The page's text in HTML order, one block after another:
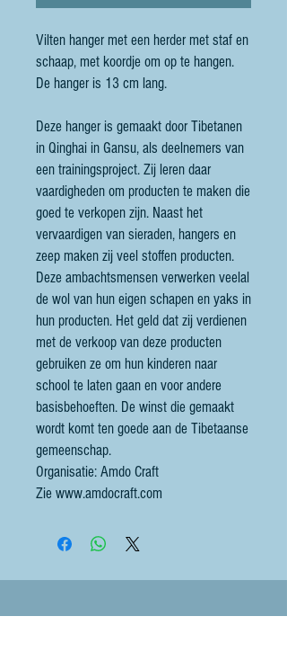
Vilten hanger met een herder met staf en
schaap, met koordje om op te hangen.
De hanger is 13 cm lang.
Deze hanger is gemaakt door Tibetanen
in Qinghai in Gansu, als deelnemers van
een trainingsproject. Zij leren daar
vaardigheden om producten te maken die
goed te verkopen zijn. Naast het
vervaardigen van sieraden, hangers en
zeep maken zij veel stoffen producten.
Deze ambachtsmensen verwerken veelal
de wol van hun eigen schapen en yaks in
hun producten. Het geld dat zij verdienen
met de verkoop van deze producten
gebruiken ze om hun kinderen naar
school te laten gaan en voor andere
basisbehoeften. De winst die gemaakt
wordt komt ten goede aan de Tibetaanse
gemeenschap.
Organisatie: Amdo Craft
Zie www.amdocraft.com